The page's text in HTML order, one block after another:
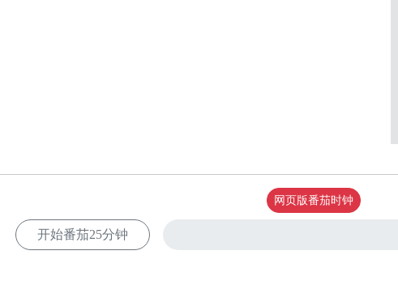
网页版番茄时钟
开始番茄25分钟